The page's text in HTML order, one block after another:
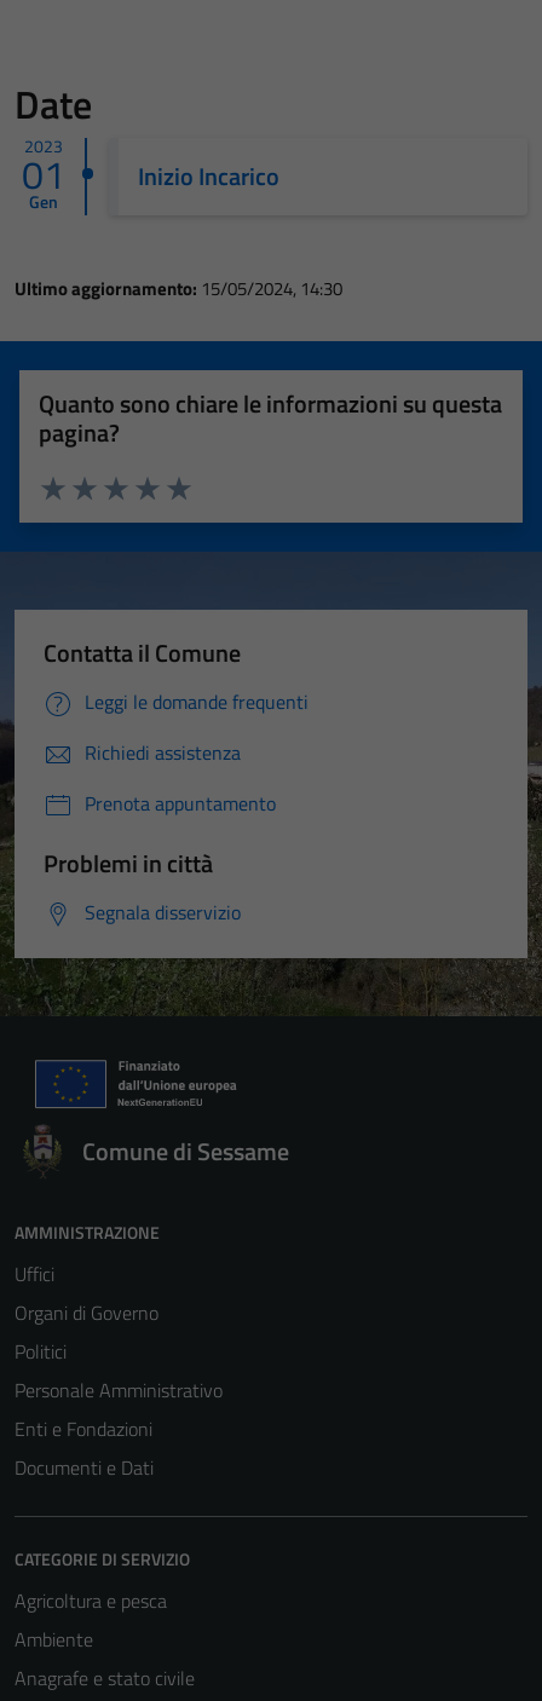
Date
2023
01
Gen
Inizio Incarico
Ultimo aggiornamento: 15/05/2024, 14:30
Quanto sono chiare le informazioni su questa
pagina?
Valuta 5 stelle su 5
Valuta 4 stelle su 5
Valuta 3 stelle su 5
Valuta 2 stelle su 5
Valuta 1 stelle su 5
Contatta il Comune
Leggi le domande frequenti
Richiedi assistenza
Prenota appuntamento
Problemi in città
Segnala disservizio
Comune di Sessame
AMMINISTRAZIONE
Uffici
Organi di Governo
Politici
Personale Amministrativo
Enti e Fondazioni
Documenti e Dati
CATEGORIE DI SERVIZIO
Agricoltura e pesca
Ambiente
Anagrafe e stato civile